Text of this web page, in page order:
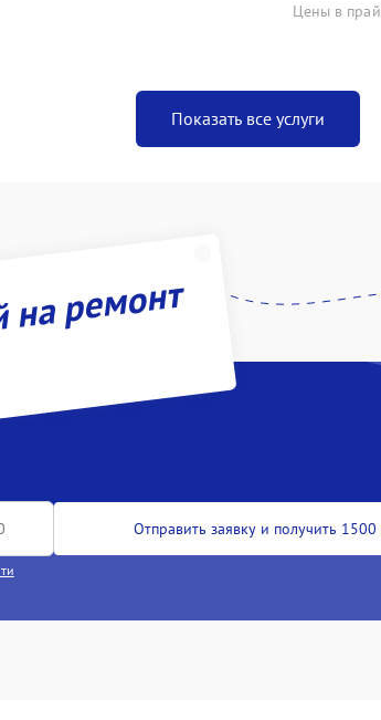
Цены в
Показать все услуги
ремонт
Отправить заявку и получить 1500